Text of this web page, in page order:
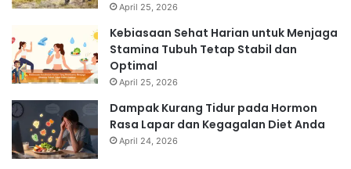
April 25, 2026
Kebiasaan Sehat Harian untuk Menjaga
Stamina Tubuh Tetap Stabil dan
Optimal
April 25, 2026
Dampak Kurang Tidur pada Hormon
Rasa Lapar dan Kegagalan Diet Anda
April 24, 2026